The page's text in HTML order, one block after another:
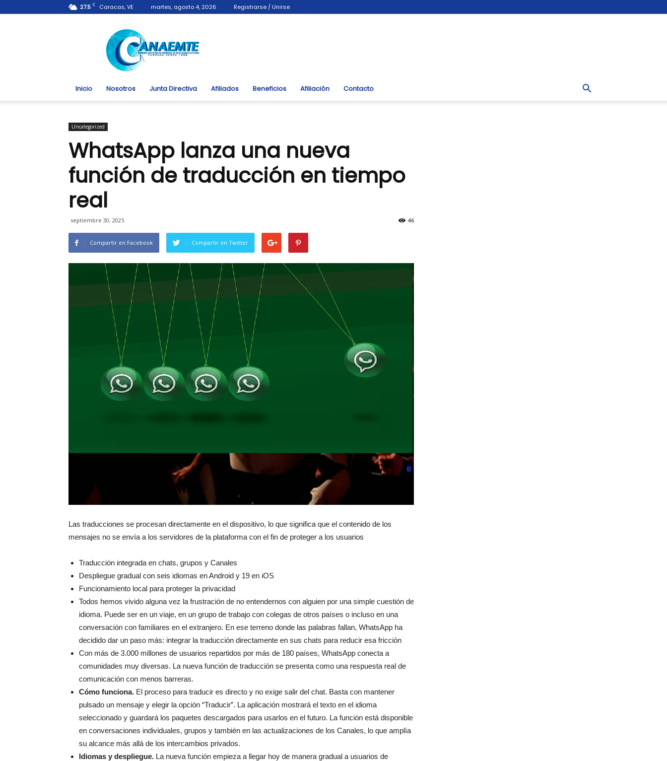
27.5 C Caracas, VE martes, agosto 4, 2026 Registrarse / Unirse
Canaemte.org.ve
Inicio Nosotros Junta Directiva Afiliados Beneficios Afiliación Contacto
Uncategorized
WhatsApp lanza una nueva
función de traducción en tiempo
real
septiembre 30, 2025 46
Compartir en Facebook Compartir en Twitter
Las traducciones se procesan directamente en el dispositivo, lo que significa que el contenido de los
mensajes no se envía a los servidores de la plataforma con el fin de proteger a los usuarios
Traducción integrada en chats, grupos y Canales
Despliegue gradual con seis idiomas en Android y 19 en iOS
Funcionamiento local para proteger la privacidad
Todos hemos vivido alguna vez la frustración de no entendernos con alguien por una simple cuestión de
idioma. Puede ser en un viaje, en un grupo de trabajo con colegas de otros países o incluso en una
conversación con familiares en el extranjero. En ese terreno donde las palabras fallan, WhatsApp ha
decidido dar un paso más: integrar la traducción directamente en sus chats para reducir esa fricción
Con más de 3.000 millones de usuarios repartidos por más de 180 países, WhatsApp conecta a
comunidades muy diversas. La nueva función de traducción se presenta como una respuesta real de
comunicación con menos barreras.
Cómo funciona. El proceso para traducir es directo y no exige salir del chat. Basta con mantener
pulsado un mensaje y elegir la opción “Traducir”. La aplicación mostrará el texto en el idioma
seleccionado y guardará los paquetes descargados para usarlos en el futuro. La función está disponible
en conversaciones individuales, grupos y también en las actualizaciones de los Canales, lo que amplía
su alcance más allá de los intercambios privados.
Idiomas y despliegue. La nueva función empieza a llegar hoy de manera gradual a usuarios de